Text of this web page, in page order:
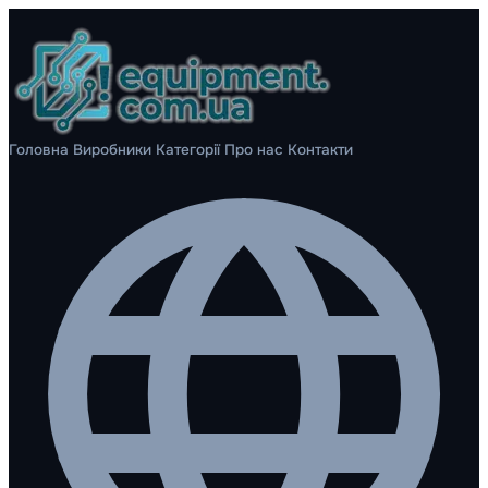
Головна Виробники Категорії Про нас Контакти